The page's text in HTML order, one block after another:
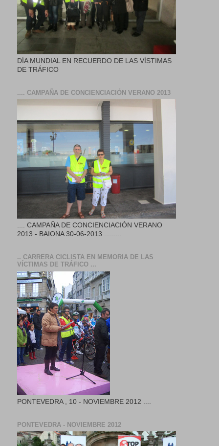
DÍA MUNDIAL EN RECUERDO DE LAS VÍSTIMAS
DE TRÁFICO
.... CAMPAÑA DE CONCIENCIACIÓN VERANO 2013
.... CAMPAÑA DE CONCIENCIACIÓN VERANO
2013 - BAIONA 30-06-2013 .........
.. CARRERA CICLISTA EN MEMORIA DE LAS
VÍCTIMAS DE TRÁFICO ...
PONTEVEDRA , 10 - NOVIEMBRE 2012 ....
PONTEVEDRA - NOVIEMBRE 2012